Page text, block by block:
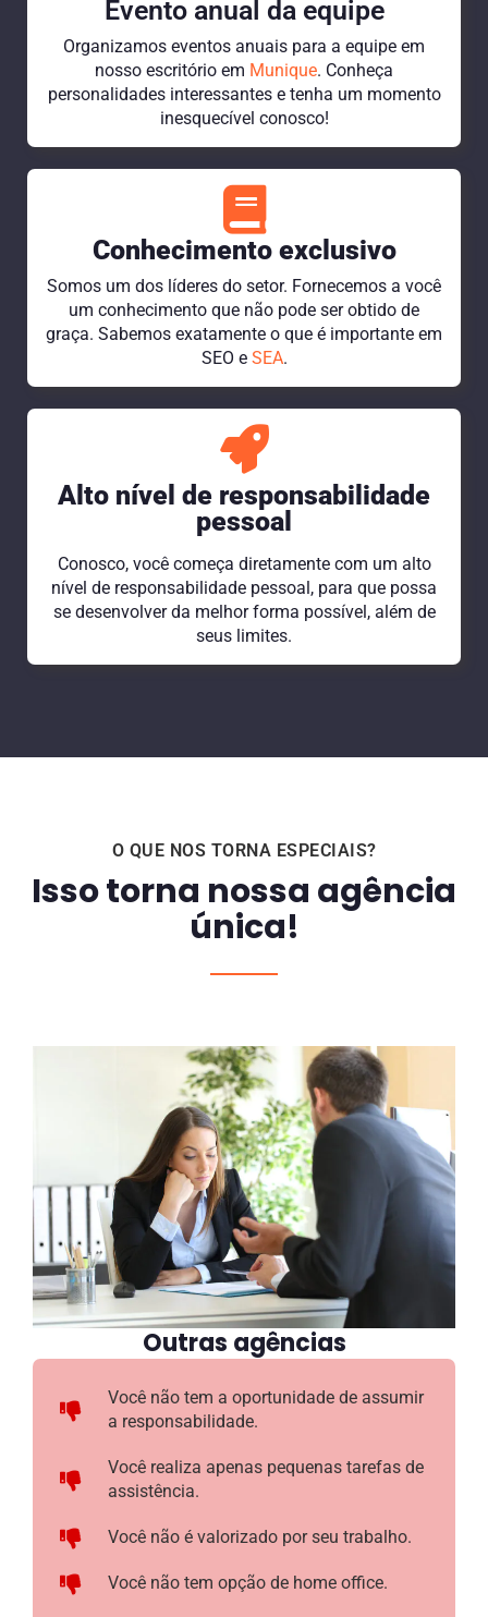
Evento anual da equipe
Organizamos eventos anuais para a equipe em
nosso escritório em Munique. Conheça
personalidades interessantes e tenha um momento
inesquecível conosco!
Conhecimento exclusivo
Somos um dos líderes do setor. Fornecemos a você
um conhecimento que não pode ser obtido de
graça. Sabemos exatamente o que é importante em
SEO e SEA.
Alto nível de responsabilidade
pessoal
Conosco, você começa diretamente com um alto
nível de responsabilidade pessoal, para que possa
se desenvolver da melhor forma possível, além de
seus limites.
O QUE NOS TORNA ESPECIAIS?
Isso torna nossa agência
única!
Outras agências
Você não tem a oportunidade de assumir
a responsabilidade.
Você realiza apenas pequenas tarefas de
assistência.
Você não é valorizado por seu trabalho.
Você não tem opção de home office.